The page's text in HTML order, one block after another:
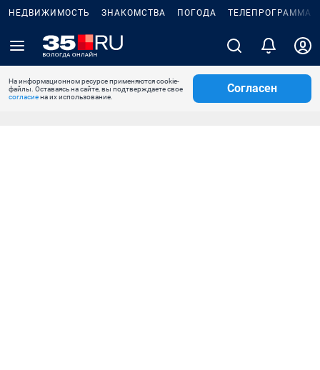
НЕДВИЖИМОСТЬ ЗНАКОМСТВА ПОГОДА ТЕЛЕПРОГРАММА
На информационном ресурсе применяются cookie-
файлы. Оставаясь на сайте, вы подтверждаете свое
согласиена их использование.
Согласен